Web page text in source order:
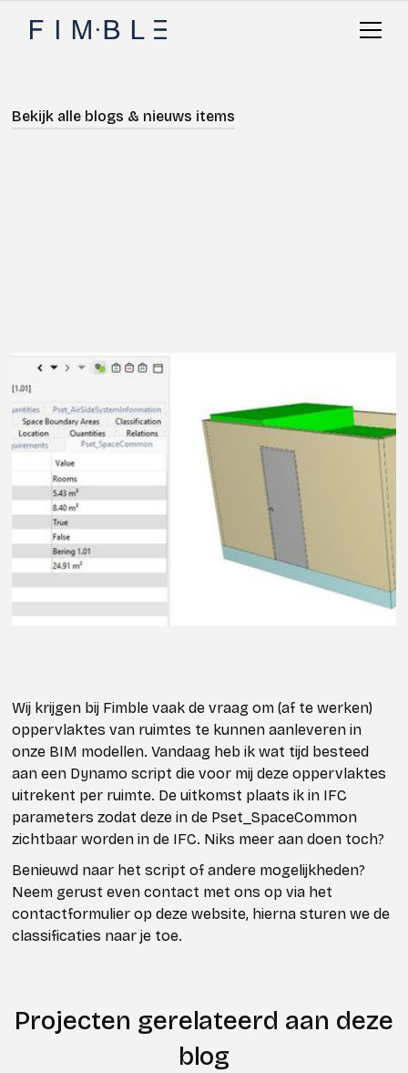
Bekijk alle blogs & nieuws items
Wij krijgen bij Fimble vaak de vraag om (af te werken)
oppervlaktes van ruimtes te kunnen aanleveren in
onze BIM modellen. Vandaag heb ik wat tijd besteed
aan een Dynamo script die voor mij deze oppervlaktes
uitrekent per ruimte. De uitkomst plaats ik in IFC
parameters zodat deze in de Pset_SpaceCommon
zichtbaar worden in de IFC. Niks meer aan doen toch?
Benieuwd naar het script of andere mogelijkheden?
Neem gerust even contact met ons op via het
contactformulier op deze website, hierna sturen we de
classificaties naar je toe.
Projecten gerelateerd aan deze
blog